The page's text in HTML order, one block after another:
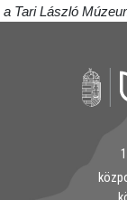
a Tari László